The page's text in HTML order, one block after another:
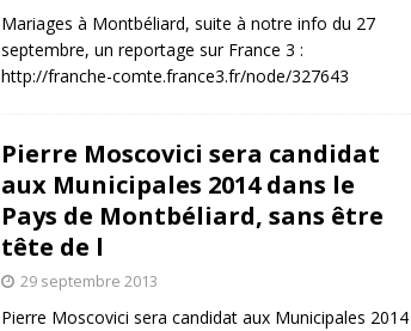
Mariages à Montbéliard, suite à notre info du 27
septembre, un reportage sur France 3 :
http://franche-comte.france3.fr/node/327643
Pierre Moscovici sera candidat
aux Municipales 2014 dans le
Pays de Montbéliard, sans être
tête de l
29 septembre 2013
Pierre Moscovici sera candidat aux Municipales 2014